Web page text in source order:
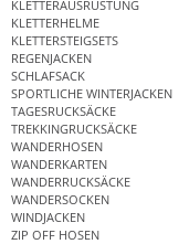
KLETTERAUSRÜSTUNG
KLETTERHELME
KLETTERSTEIGSETS
REGENJACKEN
SCHLAFSACK
SPORTLICHE WINTERJACKEN
TAGESRUCKSÄCKE
TREKKINGRUCKSÄCKE
WANDERHOSEN
WANDERKARTEN
WANDERRUCKSÄCKE
WANDERSOCKEN
WINDJACKEN
ZIP OFF HOSEN